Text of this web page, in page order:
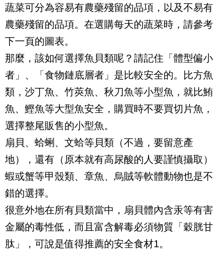
蔬菜可分為容易有農藥殘留的品項，以及不易有
農藥殘留的品項。在選購每天的蔬菜時，請參考
下一頁的圖表。
那麼，該如何選擇魚貝類呢？請記住「體型偏小
者」、「食物鏈底層者」是比較安全的。比方魚
類，沙丁魚、竹莢魚、秋刀魚等小型魚，就比鮪
魚、鰹魚等大型魚安全，購買時不要買切片魚，
選擇整尾販售的小型魚。
扇貝、蛤蜊、文蛤等貝類（不過，要留意產
地），還有（原本就有高尿酸的人要謹慎攝取）
蝦或蟹等甲殼類、章魚、烏賊等軟體動物也是不
錯的選擇。
很意外地在所有貝類當中，扇貝體內含汞等有害
金屬的毒性低，而且富含解毒必須物質「穀胱甘
肽」，可說是值得推薦的安全食材1。